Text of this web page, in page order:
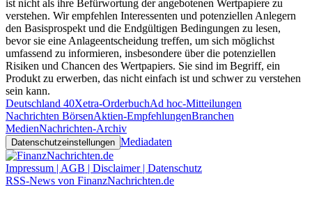
ist nicht als ihre Befürwortung der angebotenen Wertpapiere zu
verstehen. Wir empfehlen Interessenten und potenziellen Anlegern
den Basisprospekt und die Endgültigen Bedingungen zu lesen,
bevor sie eine Anlageentscheidung treffen, um sich möglichst
umfassend zu informieren, insbesondere über die potenziellen
Risiken und Chancen des Wertpapiers. Sie sind im Begriff, ein
Produkt zu erwerben, das nicht einfach ist und schwer zu verstehen
sein kann.
Deutschland 40Xetra-OrderbuchAd hoc-Mitteilungen
Nachrichten BörsenAktien-EmpfehlungenBranchen
MedienNachrichten-Archiv
Datenschutzeinstellungen Mediadaten
Impressum | AGB | Disclaimer | Datenschutz
RSS-News von FinanzNachrichten.de